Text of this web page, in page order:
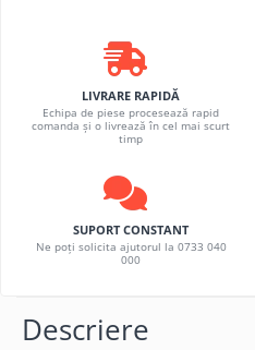
LIVRARE RAPIDĂ
Echipa de piese procesează rapid
comanda și o livrează în cel mai scurt
timp
SUPORT CONSTANT
Ne poți solicita ajutorul la 0733 040
000
Descriere